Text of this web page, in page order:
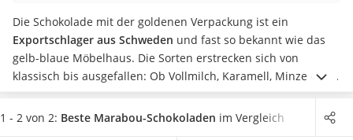
Honig
Gemüsebrühe
Eiskaffee-Pulver
Irischer Whiskey
Grapefruitkernextrakt
Matcha-Set
Die Schokolade mit der goldenen Verpackung ist ein
Exportschlager aus Schweden und fast so bekannt wie das
gelb-blaue Möbelhaus. Die Sorten erstrecken sich von
klassisch bis ausgefallen: Ob Vollmilch, Karamell, Minze oder
Lakritz– Marabou-Schokolade findet sich garantiert für jeden
Geschmack. Eine Sorte hat es Ihnen nach eigenem Probier-
1 - 2 von 2: Beste Marabou-Schokoladen im Vergleich